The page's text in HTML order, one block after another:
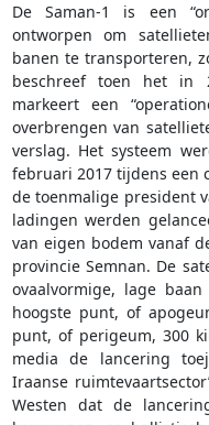
De Saman-1 is een
ontworpen om
banen te transporteren,
beschreef toen het in
markeert een
overbrengen van
verslag. Het systeem
februari 2017 tijdens een
de toenmalige president
ladingen werden
van eigen bodem vanaf
provincie Semnan. De
ovaalvormige, lage
hoogste punt, of
punt, of perigeum, 300
media de lancering
Iraanse
Westen dat de